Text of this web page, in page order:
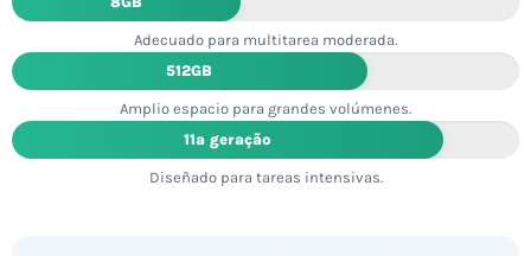
Adecuado para multitarea moderada.
512GB
Amplio espacio para grandes volúmenes.
11ª geração
Diseñado para tareas intensivas.